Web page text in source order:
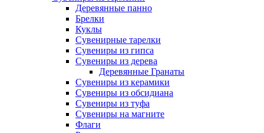
Деревянные панно
Брелки
Куклы
Сувенирные тарелки
Сувениры из гипса
Сувениры из дерева
Деревянные Гранаты
Сувениры из керамики
Сувениры из обсидиана
Сувениры из туфа
Сувениры на магните
Флаги